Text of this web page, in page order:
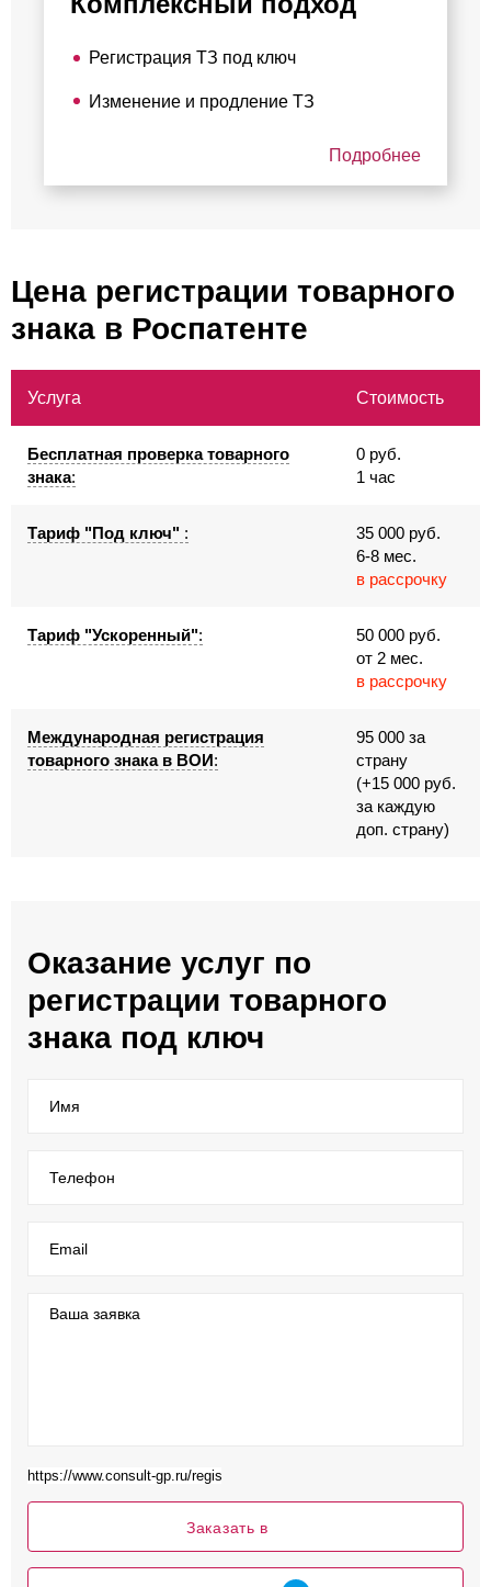
Регистрация ТЗ под ключ
Изменение и продление ТЗ
Подробнее
Цена регистрации товарного
знака в Роспатенте
Услуга Стоимость
Бесплатная проверка товарного
знака:
0 руб.
1 час
Тариф "Под ключ" :
35 000 руб.
6-8 мес.
в рассрочку
Тариф "Ускоренный":
50 000 руб.
от 2 мес.
в рассрочку
Международная регистрация
товарного знака в ВОИ:
95 000 за
страну
(+15 000 руб.
за каждую
доп. страну)
Оказание услуг по
регистрации товарного
знака под ключ
Имя
Телефон
Email
Ваша заявка
Заказать в